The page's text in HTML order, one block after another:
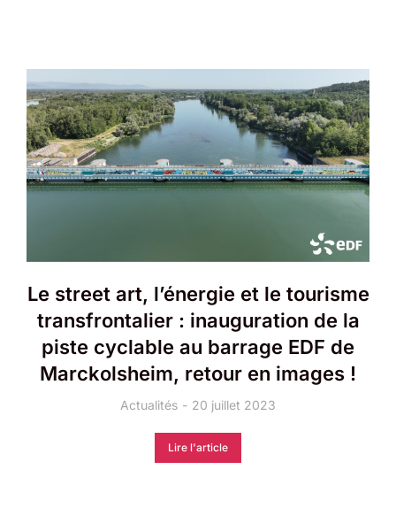
Le street art, l’énergie et le tourisme
transfrontalier : inauguration de la
piste cyclable au barrage EDF de
Marckolsheim, retour en images !
Actualités 20 juillet 2023
Lire l'article